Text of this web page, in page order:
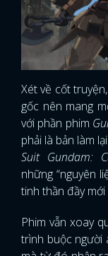
Xét về cốt
gốc nên mang
với phần phim
phải là bản làm
Suit Gundam:
những “nguyên
tinh thần đầy
Phim vẫn xoay
trình buộc người